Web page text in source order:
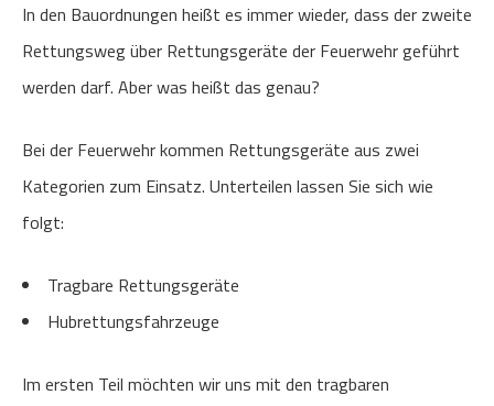
In den Bauordnungen heißt es immer wieder, dass der zweite
Rettungsweg über Rettungsgeräte der Feuerwehr geführt
werden darf. Aber was heißt das genau?
Bei der Feuerwehr kommen Rettungsgeräte aus zwei
Kategorien zum Einsatz. Unterteilen lassen Sie sich wie
folgt:
Tragbare Rettungsgeräte
Hubrettungsfahrzeuge
Im ersten Teil möchten wir uns mit den tragbaren